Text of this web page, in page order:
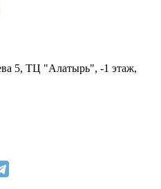
5, ТЦ "Алатырь", -1 этаж,